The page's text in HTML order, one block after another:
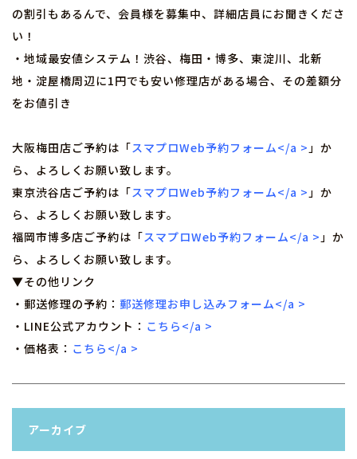
の割引もあるんで、会員様を募集中、詳細店員にお聞きくださ
い！
・地域最安値システム！渋谷、梅田・博多、東淀川、北新
地・淀屋橋周辺に1円でも安い修理店がある場合、その差額分
をお値引き
大阪梅田店ご予約は「スマプロWeb予約フォーム</a >」か
ら、よろしくお願い致します。
東京渋谷店ご予約は「スマプロWeb予約フォーム</a >」か
ら、よろしくお願い致します。
福岡市博多店ご予約は「スマプロWeb予約フォーム</a >」か
ら、よろしくお願い致します。
▼その他リンク
・郵送修理の予約： 郵送修理お申し込みフォーム</a >
・LINE公式アカウント： こちら</a >
・価格表： こちら</a >
アーカイブ